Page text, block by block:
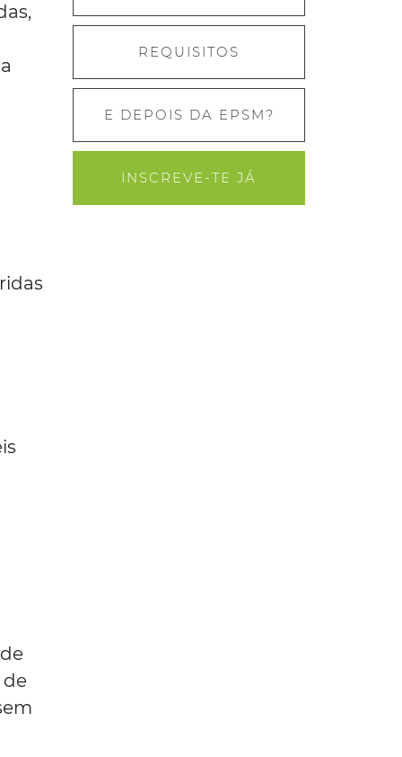
de
REQUISITOS
E DEPOIS DA EPSM?
INSCREVE-TE JÁ